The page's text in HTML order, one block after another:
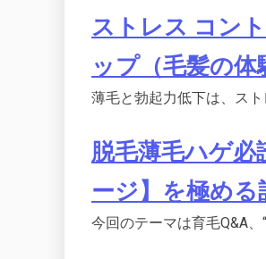
ストレス コン
ップ（毛髪の体
薄毛と勃起力低下は、ス
脱毛薄毛ハゲ
ージ】を極める
今回のテーマは育毛Q&A